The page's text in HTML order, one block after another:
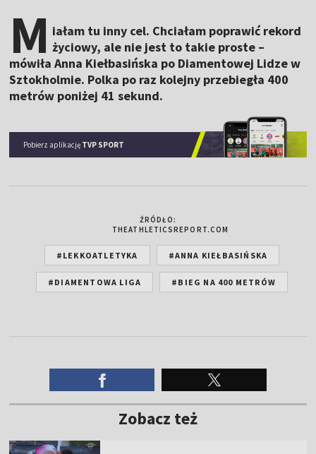
M iałam tu inny cel. Chciałam poprawić rekord
życiowy, ale nie jest to takie proste –
mówiła Anna Kiełbasińska po Diamentowej Lidze w
Sztokholmie. Polka po raz kolejny przebiegła 400
metrów poniżej 41 sekund.
Pobierz aplikację TVP SPORT
ŹRÓDŁO:
THEATHLETICSREPORT.COM
#LEKKOATLETYKA #ANNA KIEŁBASIŃSKA
#DIAMENTOWA LIGA #BIEG NA 400 METRÓW
Zobacz też